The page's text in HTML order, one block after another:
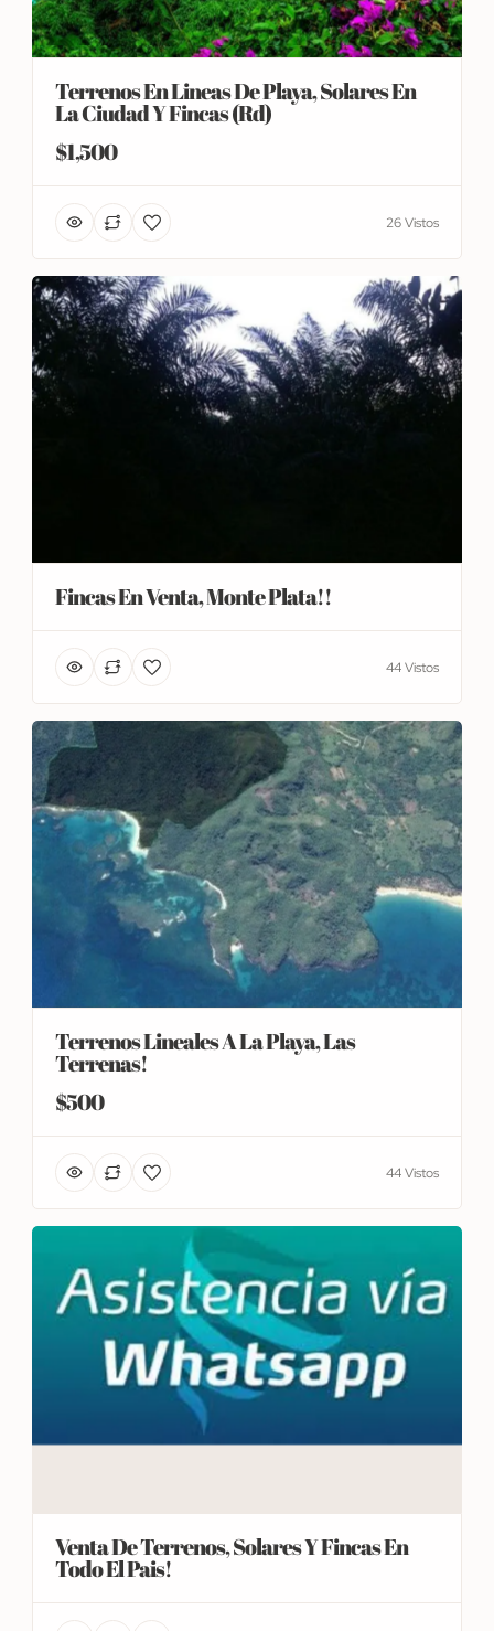
Terrenos En Lineas De Playa, Solares En
La Ciudad Y Fincas (Rd)
$1,500
26 Vistos
Fincas En Venta, Monte Plata!!
44 Vistos
Terrenos Lineales A La Playa, Las
Terrenas!
$500
44 Vistos
Venta De Terrenos, Solares Y Fincas En
Todo El Pais!